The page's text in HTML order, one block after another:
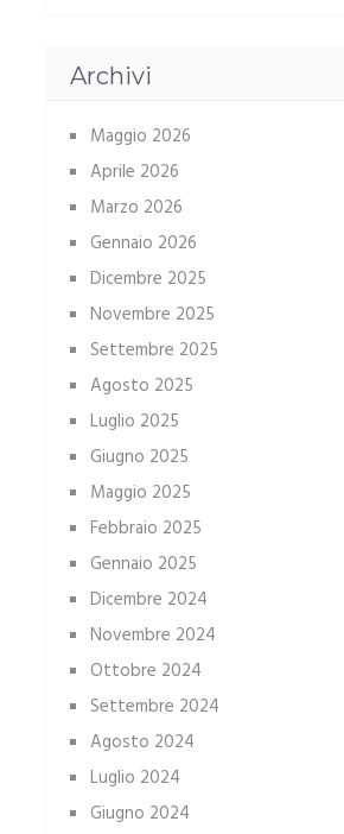
Archivi
Maggio 2026
Aprile 2026
Marzo 2026
Gennaio 2026
Dicembre 2025
Novembre 2025
Settembre 2025
Agosto 2025
Luglio 2025
Giugno 2025
Maggio 2025
Febbraio 2025
Gennaio 2025
Dicembre 2024
Novembre 2024
Ottobre 2024
Settembre 2024
Agosto 2024
Luglio 2024
Giugno 2024